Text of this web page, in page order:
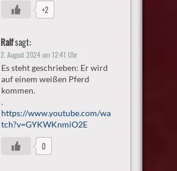
+2
Ralfsagt:
2. August 2024 um 12:41 Uhr
Es steht geschrieben: Er wird
auf einem weißen Pferd
kommen.
.
https://www.youtube.com/wa
tch?v=GYKWKnmiO2E
0